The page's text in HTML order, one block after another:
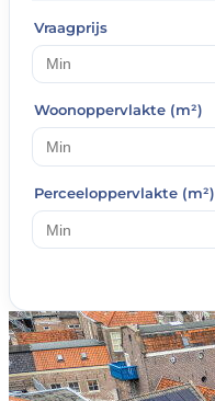
Vraagprijs
Woonoppervlakte (m²)
Perceeloppervlakte (m²)